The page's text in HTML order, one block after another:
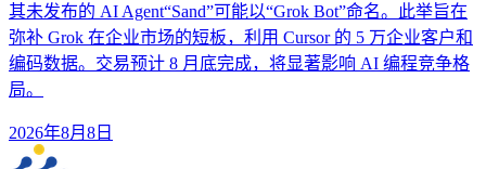
其未发布的 AI Agent“Sand”可能以“Grok Bot”命名。此举旨在
弥补 Grok 在企业市场的短板，利用 Cursor 的 5 万企业客户和
编码数据。交易预计 8 月底完成，将显著影响 AI 编程竞争格
局。
2026年8月8日